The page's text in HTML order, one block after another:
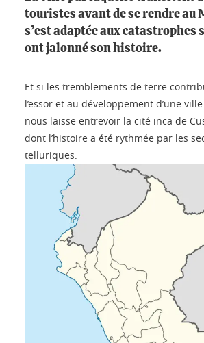
touristes avant de se rendre au
s’est adaptée aux catastrophes
ont jalonné son histoire.
Et si les tremblements de terre
l’essor et au développement d’une ville
nous laisse entrevoir la cité inca de
dont l’histoire a été rythmée par les
telluriques.